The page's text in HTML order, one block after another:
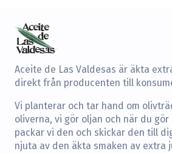
Aceite de Las Valdesas är äkta
direkt från producenten till
Vi planterar och tar hand om
oliverna, vi gör oljan och när du
packar vi den och skickar den till
njuta av den äkta smaken av extra